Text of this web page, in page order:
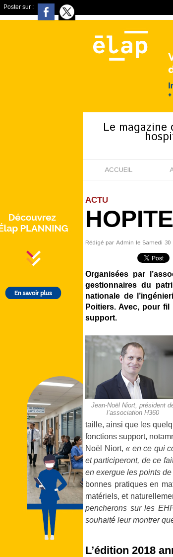
Poster sur :
Le
ACCUEIL
ACTU
Rédigé par Admin le Samedi 30
Organisées par
gestionnaires du
nationale de
Poitiers. Avec, pour
support.
Jean-Noël Niort, président
l’association H360
taille, ainsi que les
fonctions support,
Noël Niort,« en ce qui
et participeront, de ce
en exergue les points
bonnes pratiques en
matériels, et
pencherons sur les
souhaité leur montrer
L’édition 2018